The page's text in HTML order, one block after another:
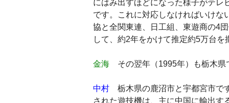
にはみ出すほどになった様子がテレ
です。これに対応しなければいけな
協と全関東連、日工組、東遊商の4
して、約2年をかけて推定約5万台を
金海 その翌年（1995年）も栃木県
中村 栃木県の鹿沼市と宇都宮市で
された遊技機は、主に中国に輸出